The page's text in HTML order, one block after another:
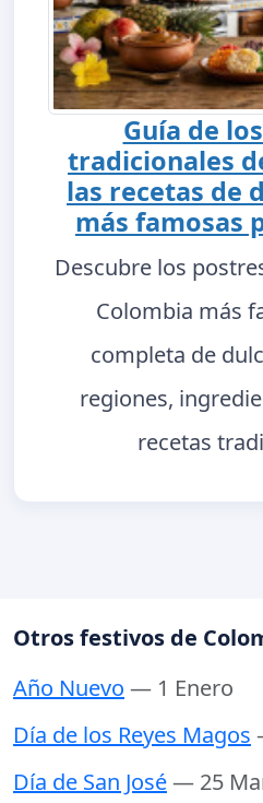
Guía de
tradicionales
las recetas de
más famosas
Descubre los
Colombia más
completa de
regiones,
recetas
Otros festivos de
Año Nuevo — 1 Enero
Día de los Reyes Magos
Día de San José— 25